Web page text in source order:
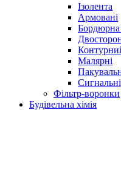
Ізолента
Армовані
Бордюрна
Малярні
Сигнальні
Фільтр-воронки
Будівельна хімія